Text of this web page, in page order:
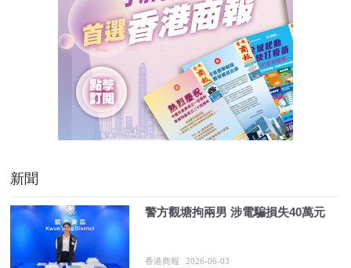
新聞
警方觀塘拘兩男 涉電騙損失40萬元
香港商報 2026-06-03